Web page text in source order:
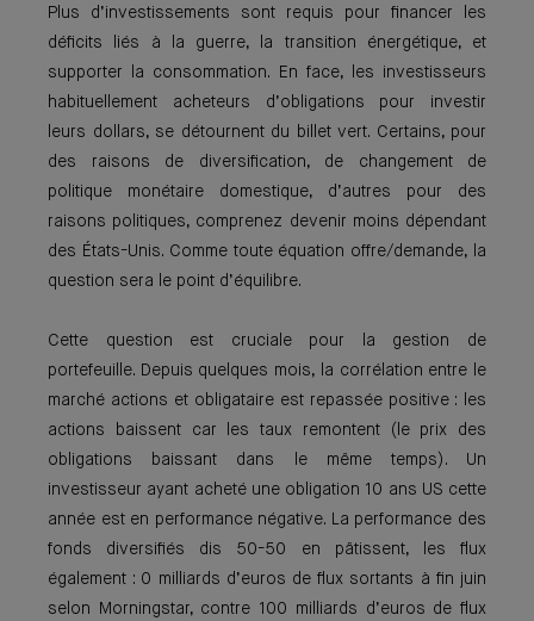
Plus d’investissements sont requis pour financer les
déficits liés à la guerre, la transition énergétique, et
supporter la consommation. En face, les investisseurs
habituellement acheteurs d’obligations pour investir
leurs dollars, se détournent du billet vert. Certains, pour
des raisons de diversification, de changement de
politique monétaire domestique, d’autres pour des
raisons politiques, comprenez devenir moins dépendant
des États-Unis. Comme toute équation offre/demande, la
question sera le point d’équilibre.
Cette question est cruciale pour la gestion de
portefeuille. Depuis quelques mois, la corrélation entre le
marché actions et obligataire est repassée positive : les
actions baissent car les taux remontent (le prix des
obligations baissant dans le même temps). Un
investisseur ayant acheté une obligation 10 ans US cette
année est en performance négative. La performance des
fonds diversifiés dis 50-50 en pâtissent, les flux
également : 0 milliards d’euros de flux sortants à fin juin
selon Morningstar, contre 100 milliards d’euros de flux